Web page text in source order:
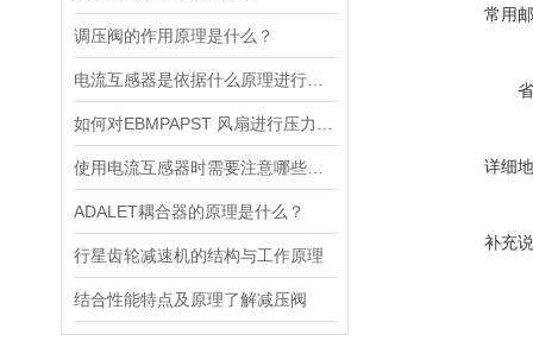
调压阀的作用原理是什么？
ADALET耦合器的原理是什么？
行星齿轮减速机的结构与工作原理
结合性能特点及原理了解减压阀
常用
详细
补充